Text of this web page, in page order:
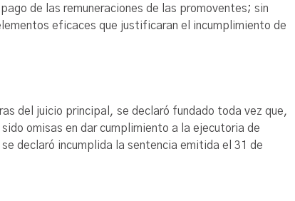
de las remuneraciones de las promoventes; sin
eficaces que justificaran el incumplimiento de
del juicio principal, se declaró fundado toda vez que,
omisas en dar cumplimiento a la ejecutoria de
declaró incumplida la sentencia emitida el 31 de